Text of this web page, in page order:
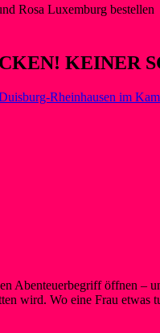
Rosa Luxemburg bestellen
KEINER
Rheinhausen im
Abenteuerbegriff öffnen –
wird. Wo eine Frau etwas